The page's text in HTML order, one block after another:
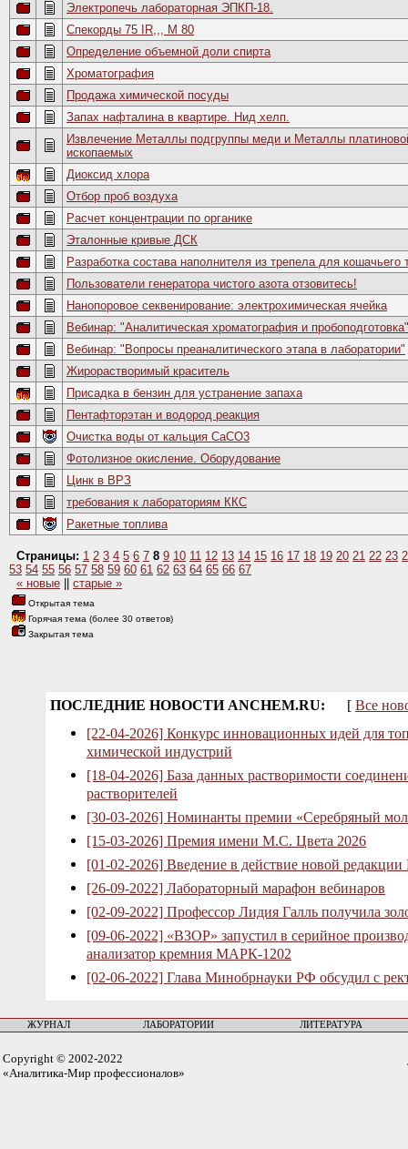
Электропечь лабораторная ЭПКП-18.
Спекорды 75 IR,,, M 80
Определение объемной доли спирта
Хроматография
Продажа химической посуды
Запах нафталина в квартире. Нид хелп.
Извлечение Металлы подгруппы меди и Металлы
ископаемых
Диоксид хлора
Отбор проб воздуха
Расчет концентрации по органике
Эталонные кривые ДСК
Разработка состава наполнителя из трепела для кошачьего
Пользователи генератора чистого азота отзовитесь!
Нанопоровое секвенирование: электрохимическая ячейка
Вебинар: "Аналитическая хроматография и пробоподготовка"
Вебинар: "Вопросы преаналитического этапа в лаборатории"
Жирорастворимый краситель
Присадка в бензин для устранение запаха
Пентафторэтан и водород реакция
Очистка воды от кальция СаСО3
Фотолизное окисление. Оборудование
Цинк в ВРЗ
требования к лабораториям ККС
Ракетные топлива
Страницы: 1 2 3 4 5 6 7 8 9 10 11 12 13 14 15 16 17 18 19 20 21 22 23
53 54 55 56 57 58 59 60 61 62 63 64 65 66 67
« новые
старые »
Открытая тема
Горячая тема (более 30 ответов)
Закрытая тема
ПОСЛЕДНИЕ НОВОСТИ ANCHEM.RU: [ Все
[22-04-2026] Конкурс инновационных идей для
химической индустрий
[18-04-2026] База данных растворимости
растворителей
[30-03-2026] Номинанты премии «Серебряный
[15-03-2026] Премия имени М.С. Цвета 2026
[01-02-2026] Введение в действие новой
[26-09-2022] Лабораторный марафон вебинаров
[02-09-2022] Профессор Лидия Галль получила
[09-06-2022] «ВЗОР» запустил в серийное
анализатор кремния МАРК-1202
[02-06-2022] Глава Минобрнауки РФ обсудил с
ЖУРНАЛ ЛАБОРАТОРИИ ЛИТЕРАТУРА
Copyright © 2002-2022
«Аналитика-Мир профессионалов»